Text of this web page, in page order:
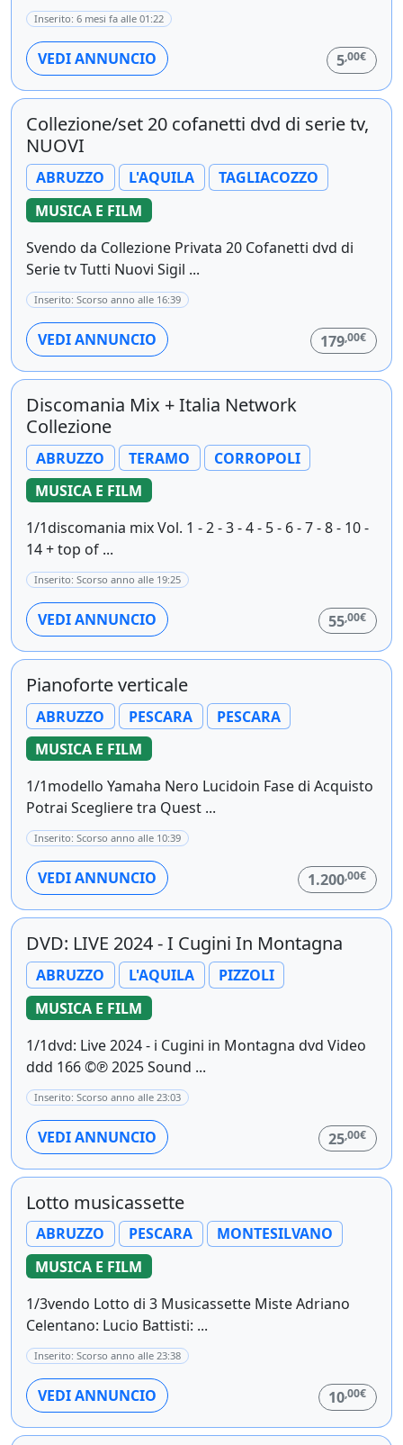
Inserito: 6 mesi fa alle 01:22
VEDI ANNUNCIO 5,00€
Collezione/set 20 cofanetti dvd di serie tv,
NUOVI
ABRUZZO L'AQUILA
TAGLIACOZZO
MUSICA E FILM
Svendo da Collezione Privata 20 Cofanetti dvd di
Serie tv Tutti Nuovi Sigil ...
Inserito: Scorso anno alle 16:39
VEDI ANNUNCIO 179,00€
Discomania Mix + Italia Network
Collezione
ABRUZZO TERAMO
CORROPOLI
MUSICA E FILM
1/1discomania mix Vol. 1 - 2 - 3 - 4 - 5 - 6 - 7 - 8 - 10 -
14 + top of ...
Inserito: Scorso anno alle 19:25
VEDI ANNUNCIO 55,00€
Pianoforte verticale
ABRUZZO PESCARA
PESCARA
MUSICA E FILM
1/1modello Yamaha Nero Lucidoin Fase di Acquisto
Potrai Scegliere tra Quest ...
Inserito: Scorso anno alle 10:39
VEDI ANNUNCIO 1.200,00€
DVD: LIVE 2024 - I Cugini In Montagna
ABRUZZO L'AQUILA
PIZZOLI
MUSICA E FILM
1/1dvd: Live 2024 - i Cugini in Montagna dvd Video
ddd 166 ©℗ 2025 Sound ...
Inserito: Scorso anno alle 23:03
VEDI ANNUNCIO 25,00€
Lotto musicassette
ABRUZZO PESCARA
MONTESILVANO
MUSICA E FILM
1/3vendo Lotto di 3 Musicassette Miste Adriano
Celentano: Lucio Battisti: ...
Inserito: Scorso anno alle 23:38
VEDI ANNUNCIO 10,00€